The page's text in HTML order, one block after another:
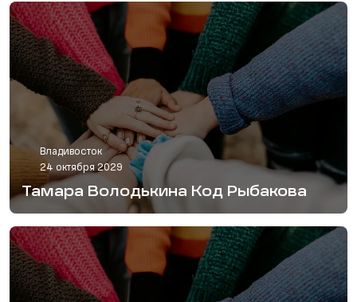
Владивосток
24 октября 2029
Тамара Володькина Код Рыбакова